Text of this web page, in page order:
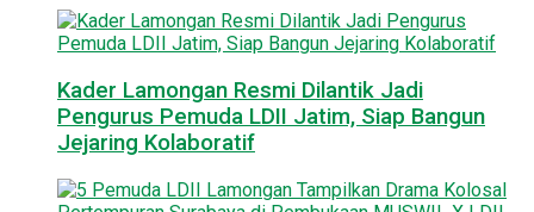
Kader Lamongan Resmi Dilantik Jadi
Pengurus Pemuda LDII Jatim, Siap Bangun
Jejaring Kolaboratif